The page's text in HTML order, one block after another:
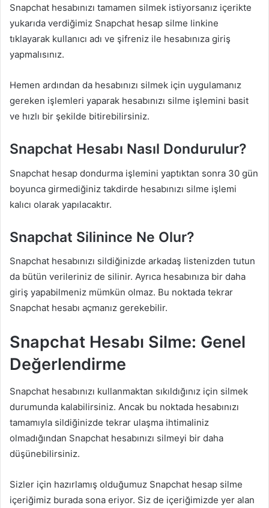
Snapchat hesabınızı tamamen silmek istiyorsanız içerikte
yukarıda verdiğimiz Snapchat hesap silme linkine
tıklayarak kullanıcı adı ve şifreniz ile hesabınıza giriş
yapmalısınız.
Hemen ardından da hesabınızı silmek için uygulamanız
gereken işlemleri yaparak hesabınızı silme işlemini basit
ve hızlı bir şekilde bitirebilirsiniz.
Snapchat Hesabı Nasıl Dondurulur?
Snapchat hesap dondurma işlemini yaptıktan sonra 30 gün
boyunca girmediğiniz takdirde hesabınızı silme işlemi
kalıcı olarak yapılacaktır.
Snapchat Silinince Ne Olur?
Snapchat hesabınızı sildiğinizde arkadaş listenizden tutun
da bütün verileriniz de silinir. Ayrıca hesabınıza bir daha
giriş yapabilmeniz mümkün olmaz. Bu noktada tekrar
Snapchat hesabı açmanız gerekebilir.
Snapchat Hesabı Silme: Genel
Değerlendirme
Snapchat hesabınızı kullanmaktan sıkıldığınız için silmek
durumunda kalabilirsiniz. Ancak bu noktada hesabınızı
tamamıyla sildiğinizde tekrar ulaşma ihtimaliniz
olmadığından Snapchat hesabınızı silmeyi bir daha
düşünebilirsiniz.
Sizler için hazırlamış olduğumuz Snapchat hesap silme
içeriğimiz burada sona eriyor. Siz de içeriğimizde yer alan